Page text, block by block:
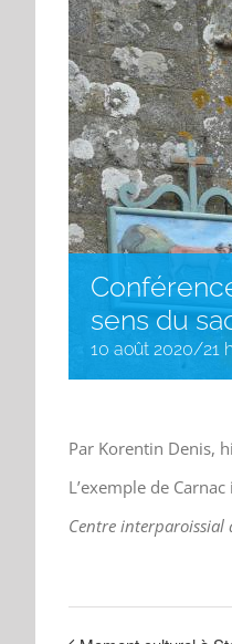
sens du
10 août 2020/21
Par Korentin Denis,
L’exemple de
Centre interparoissial